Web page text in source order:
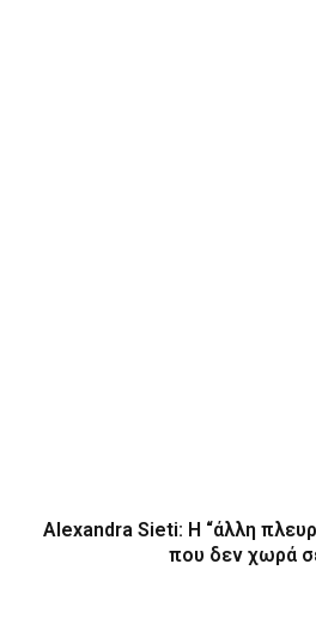
Alexandra Sieti: Η “άλλη
που δεν χωρά